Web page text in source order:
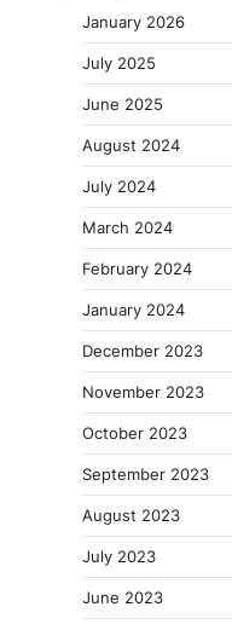
January 2026
July 2025
June 2025
August 2024
July 2024
March 2024
February 2024
January 2024
December 2023
November 2023
October 2023
September 2023
August 2023
July 2023
June 2023